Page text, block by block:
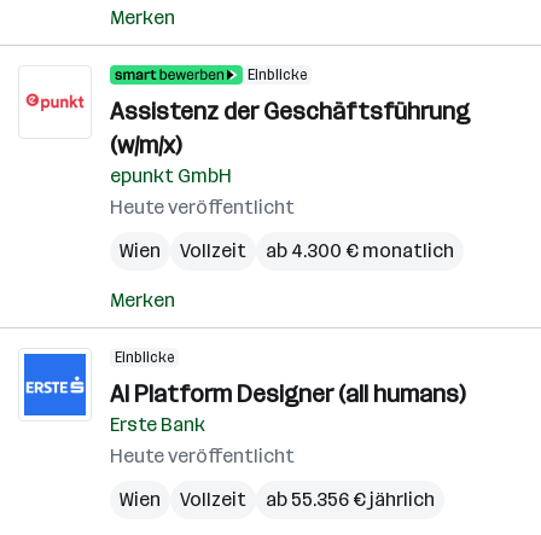
Merken
Einblicke
Assistenz der Geschäftsführung
(w/m/x)
epunkt GmbH
Heute veröffentlicht
Wien
Vollzeit ab 4.300 € monatlich
Merken
Einblicke
AI Platform Designer (all humans)
Erste Bank
Heute veröffentlicht
Wien
Vollzeit ab 55.356 € jährlich